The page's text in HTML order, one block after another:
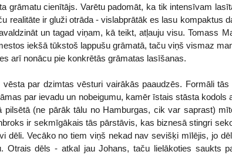
grāmatu cienītājs. Varētu padomāt, ka tik intensīvam
realitāte ir gluži otrāda - vislabprātāk es lasu kompaktus
un tagad viņam, kā teikt, atļauju visu. Tomass
iekšā tūkstoš lappušu grāmatā, taču viņš vismaz
arī nonācu pie konkrētās grāmatas lasīšanas.
par dzimtas vēsturi vairākās paaudzēs. Formāli
par ievadu un nobeigumu, kamēr īstais stāsta kodols
pilsētā (ne pārāk tālu no Hamburgas, cik var saprast)
ir sekmīgākais tās pārstāvis, kas biznesā stingri
dēli. Vecāko no tiem viņš nekad nav sevišķi mīlējis, jo
Otrais dēls - atkal jau Johans, taču lielākoties saukts